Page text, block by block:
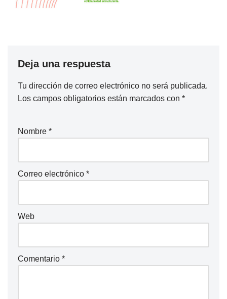
Deja una respuesta
Tu dirección de correo electrónico no será publicada.
Los campos obligatorios están marcados con *
Nombre *
Correo electrónico *
Web
Comentario *